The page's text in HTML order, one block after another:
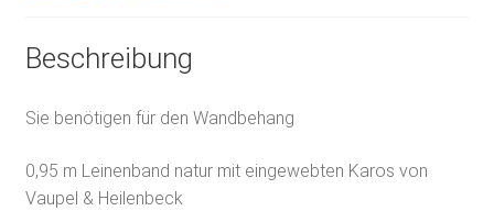
Beschreibung
Sie benötigen für den Wandbehang
0,95 m Leinenband natur mit eingewebten Karos von
Vaupel & Heilenbeck